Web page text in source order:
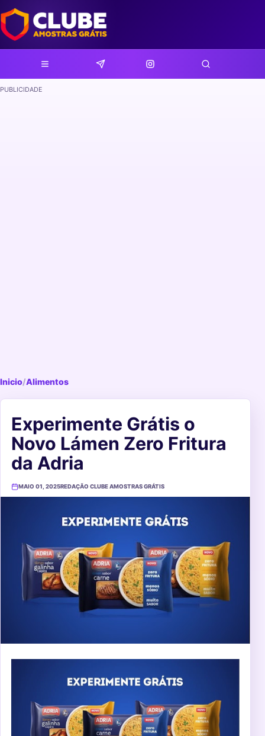
PUBLICIDADE
Inicio/Alimentos
Experimente Grátis o
Novo Lámen Zero Fritura
da Adria
MAIO 01, 2025REDAÇÃO CLUBE AMOSTRAS GRÁTIS